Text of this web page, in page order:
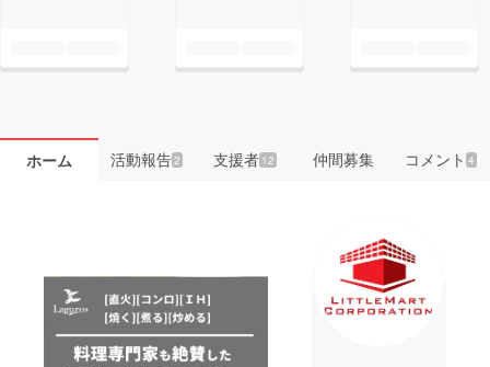
ホーム 活動報告2 支援者 12 仲間募集 コメント4